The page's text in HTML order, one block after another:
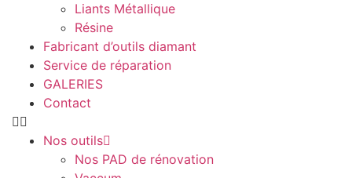
Liants Métallique
Résine
Fabricant d’outils diamant
Service de réparation
GALERIES
Contact
Nos outils
Nos PAD de rénovation